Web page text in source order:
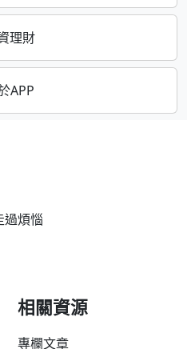
理財
APP
過煩惱
相關資源
專欄文章